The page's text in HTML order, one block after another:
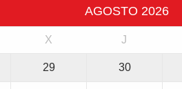
AGOSTO 2026
X J
29 30